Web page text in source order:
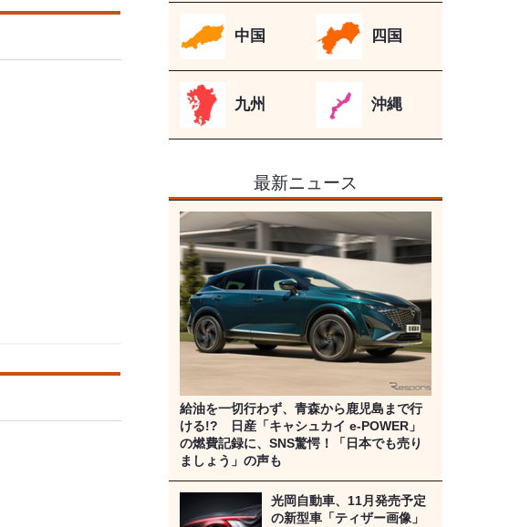
中国 四国
九州 沖縄
最新ニュース
給油を一切行わず、青森から鹿児島まで行
ける!? 日産「キャシュカイ e-POWER」
の燃費記録に、SNS驚愕！「日本でも売り
ましょう」の声も
光岡自動車、11月発売予定
の新型車「ティザー画像」